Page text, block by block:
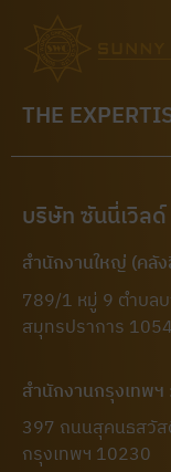
THE
บริษัท ซันนี่เวิล
สำนักงานใหญ่ (คลั
789/1 หมู่ 9 ตำบล
สมุทรปราการ
สำนักงานกรุงเทพฯ
397 ถนนสุคนธสวัส
กรุงเทพฯ 10230